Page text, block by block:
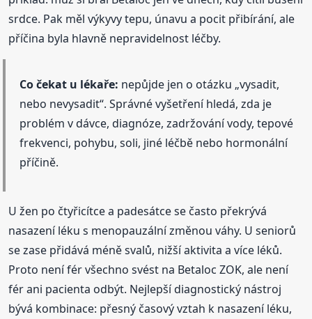
srdce. Pak měl výkyvy tepu, únavu a pocit přibírání, ale
příčina byla hlavně nepravidelnost léčby.
Co čekat u lékaře: nepůjde jen o otázku „vysadit,
nebo nevysadit“. Správné vyšetření hledá, zda je
problém v dávce, diagnóze, zadržování vody, tepové
frekvenci, pohybu, soli, jiné léčbě nebo hormonální
příčině.
U žen po čtyřicítce a padesátce se často překrývá
nasazení léku s menopauzální změnou váhy. U seniorů
se zase přidává méně svalů, nižší aktivita a více léků.
Proto není fér všechno svést na Betaloc ZOK, ale není
fér ani pacienta odbýt. Nejlepší diagnostický nástroj
bývá kombinace: přesný časový vztah k nasazení léku,